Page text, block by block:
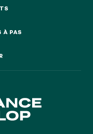
À PAS